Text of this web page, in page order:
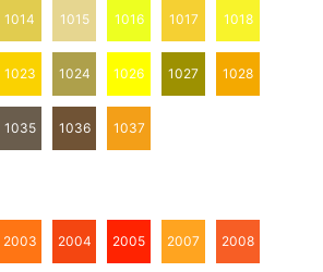
1014 1015 1016 1017 1018
1023 1024 1026 1027 1028
1035 1036 1037
2003 2004 2005 2007 2008